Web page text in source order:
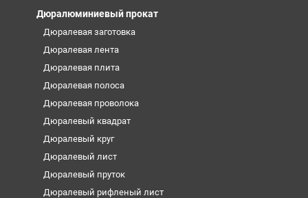
Дюралюминиевый прокат
Дюралевая заготовка
Дюралевая лента
Дюралевая плита
Дюралевая полоса
Дюралевая проволока
Дюралевый квадрат
Дюралевый круг
Дюралевый лист
Дюралевый пруток
Дюралевый рифленый лист